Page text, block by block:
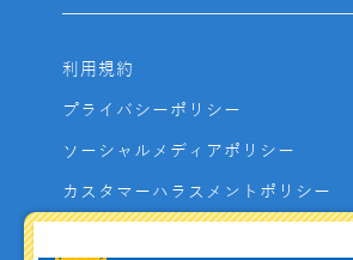
利用規約
プライバシーポリシー
ソーシャルメディアポリシー
カスタマーハラスメントポリシー